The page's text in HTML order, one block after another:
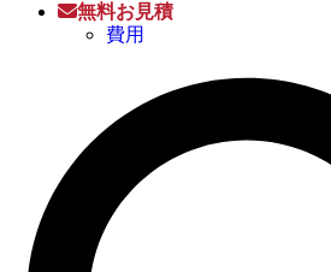
無料お見積
費用